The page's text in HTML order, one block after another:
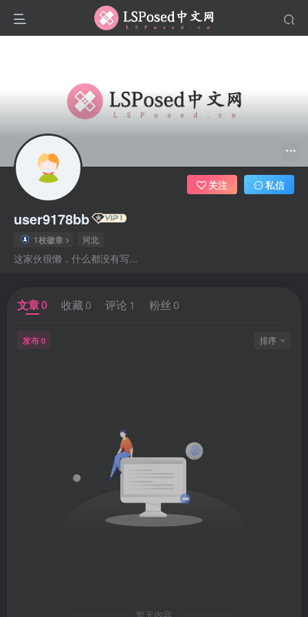
user9178bb
1枚徽章 河北
这家伙很懒，什么都没有写...
关注 私信
文章0 收藏 0 评论 1 粉丝 0
发布 0 排序